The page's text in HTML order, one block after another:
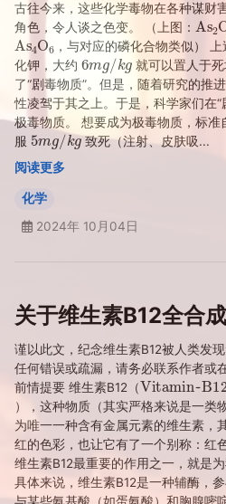
古往今来，这些化学毒物在各种谋财
角色，令人谈之色变。 （上图： AsA
AsA4 O A6
，与对应的磷化合物类似）
化钾，大约 6mg /kg就可以置人于
了“剧毒物质”。但是，随着研究的推
性凌驾于其之上。于是，科学家们在“
极毒物质。 想要成为极毒物质，标
服 5mg/kg致死（注射、皮肤吸...
阅读更多
化学
2024年 10月04日
关于维生素B12全合
谨以此文，纪念维生素B12被人类发
任何错误或疏漏，请务必联系作者或
前情提要 维生素B12（
），这种物质（其实严格来说是一类
为唯一一种含有金属元素的维生素，
红的色彩，也让它有了一个别称：红
维生素B12最重要的作用之一，就是
具体来说，维生素B12是一种辅酶，
与某些氨基酸（如蛋氨酸）和胸腺嘧